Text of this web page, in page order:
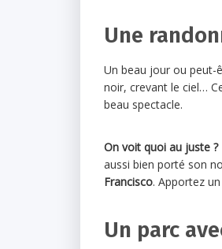
Une
Un beau jour ou peut-
noir, crevant le ciel…
beau spectacle.
On voit quoi au juste ?
aussi bien porté son
Francisco. Apportez
Un parc